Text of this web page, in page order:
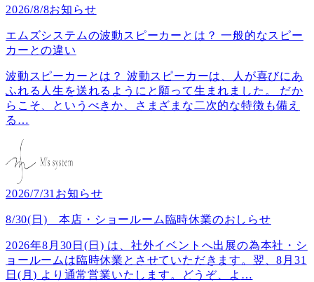
2026/8/8お知らせ
エムズシステムの波動スピーカーとは？ 一般的なスピー
カーとの違い
波動スピーカーとは？ 波動スピーカーは、人が喜びにあ
ふれる人生を送れるようにと願って生まれました。 だか
らこそ、というべきか、さまざまな二次的な特徴も備え
る …
2026/7/31 お知らせ
8/30(日) 本店・ショールーム臨時休業のおしらせ
2026年8月30日(日) は、社外イベントへ出展の為本社・シ
ョールームは臨時休業とさせていただきます。翌、8月31
日(月) より通常営業いたします。どうぞ、よ …